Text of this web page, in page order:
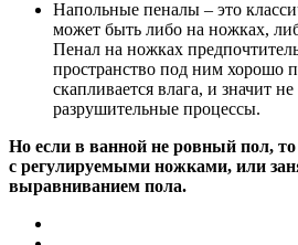
Напольные пеналы – это
может быть либо на ножках,
Пенал на ножках
пространство под ним хорошо
скапливается влага, и значит
разрушительные процессы.
Но если в ванной не ровный пол,
с регулируемыми ножками, или
выравниванием пола.